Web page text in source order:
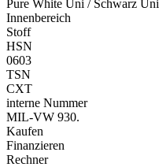
Pure White Uni / Schwarz Uni
Innenbereich
Stoff
HSN
0603
TSN
CXT
interne Nummer
MIL-VW 930.
Kaufen
Finanzieren
Rechner